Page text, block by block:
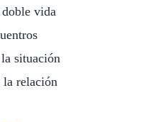
vida
situación
la relación